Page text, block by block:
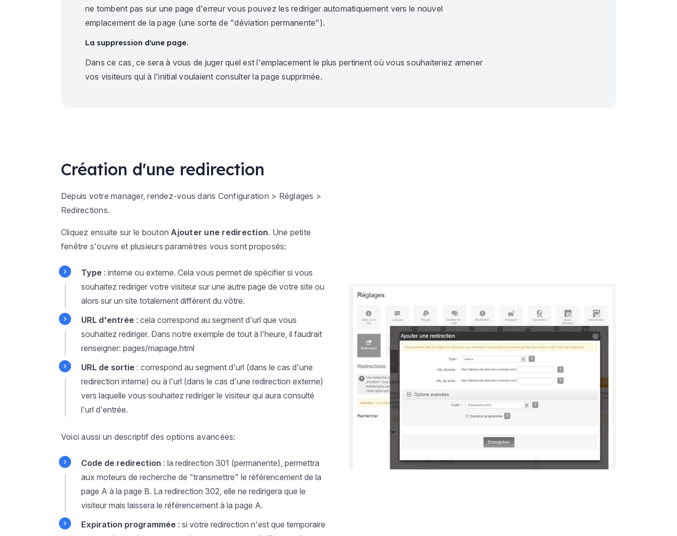
ne tombent pas sur une page d'erreur vous pouvez les rediriger automatiquement vers le nouvel
emplacement de la page (une sorte de "déviation permanente").
La suppression d'une page.
Dans ce cas, ce sera à vous de juger quel est l'emplacement le plus pertinent où vous souhaiteriez amener
vos visiteurs qui à l'initial voulaient consulter la page supprimée.
Création d'une redirection
Depuis votre manager, rendez-vous dans Configuration > Réglages >
Redirections.
Cliquez ensuite sur le boutonAjouter une redirection. Une petite
fenêtre s'ouvre et plusieurs paramètres vous sont proposés:
Type : interne ou externe. Cela vous permet de spécifier si vous
souhaitez rediriger votre visiteur sur une autre page de votre site ou
alors sur un site totalement différent du vôtre.
URL d'entrée : cela correspond au segment d'url que vous
souhaitez rediriger. Dans notre exemple de tout à l'heure, il faudrait
renseigner: pages/mapage.html
URL de sortie : correspond au segment d'url (dans le cas d'une
redirection interne) ou à l'url (dans le cas d'une redirection externe)
vers laquelle vous souhaitez rediriger le visiteur qui aura consulté
l'url d'entrée.
Voici aussi un descriptif des options avancées:
Code de redirection : la redirection 301 (permanente), permettra
aux moteurs de recherche de "transmettre" le référencement de la
page A à la page B. La redirection 302, elle ne redirigera que le
visiteur mais laissera le référencement à la page A.
Expiration programmée: si votre redirection n'est que temporaire